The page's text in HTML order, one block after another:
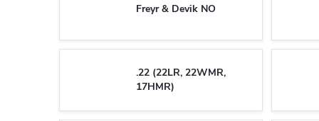
Freyr & Devik NO
.22 (22LR, 22WMR,
17HMR)